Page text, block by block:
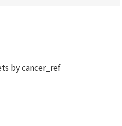
by cancer_ref